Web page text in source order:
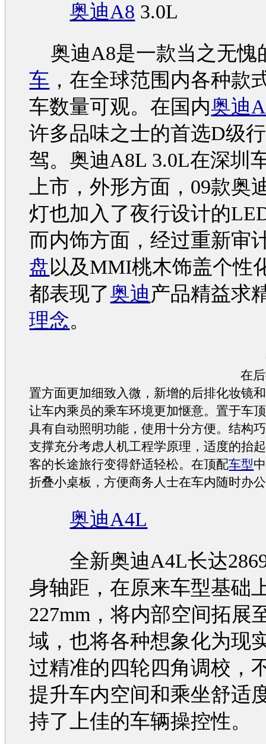
奥迪A8 3.0L
奥迪A8是一款当之无愧
车 ，在全球范围内各种款
车数量可观。在国内奥迪
许多品味之士的首选D级
驾。 奥迪A8L 3.0L在深圳
上市，外形方面，09款奥
灯也加入了夜行设计的
而内饰方面，经过重新审
盘以及MMI桃木饰盖个性
都表现了奥迪产品精益求
理念。
在
置方面更加细致入微，新增的后排化妆镜
让车内乘员的乘车环境更加惬意。置于车
具有自动照明功能，使用十分方便。结构
支撑充分考虑人机工程学原理，适度的抬
客的长途旅行变得舒适轻松。在顶配车型
折叠小桌板，方便商务人士在车内随时办
奥迪A4L
全新奥迪A4L长达
身轴距，在原来车型基础
227mm，将内部空间拓展
域，也将各种想象化为现
过精准的四轮四角调校，
提升车内空间和乘坐舒适
持了上佳的车辆操控性。